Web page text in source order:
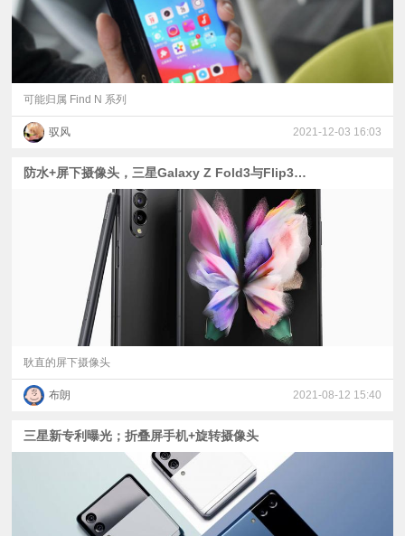
可能归属 Find N 系列
驭风 2021-12-03 16:03
防水+屏下摄像头，三星Galaxy Z Fold3与Flip3折叠屏手机发布
耿直的屏下摄像头
布朗 2021-08-12 15:40
三星新专利曝光；折叠屏手机+旋转摄像头